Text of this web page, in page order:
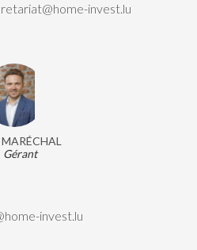
invest.lu
Gérant
invest.lu